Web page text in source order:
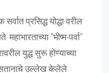
प्रसिद्ध योद्धा वरील
“भीष्म-पर्वा”
युद्ध सुरू होण्याच्या
उल्लेख केलेले